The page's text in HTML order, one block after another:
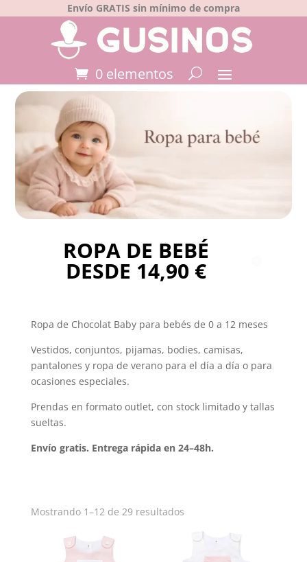
Envío GRATIS sin mínimo de compra
0 elementos
ROPA DE BEBÉ
DESDE 14,90 €
Ropa de Chocolat Baby para bebés de 0 a 12 meses
Vestidos, conjuntos, pijamas, bodies, camisas,
pantalones y ropa de verano para el día a día o para
ocasiones especiales.
Prendas en formato outlet, con stock limitado y tallas
sueltas.
Envío gratis. Entrega rápida en 24–48h.
Mostrando 1–12 de 29 resultados